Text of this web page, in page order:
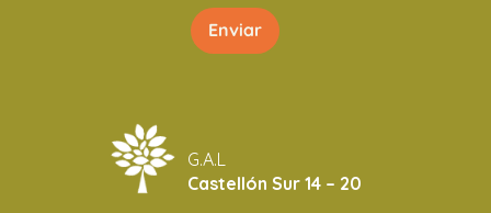
G.A.L
Castellón Sur 14 – 20